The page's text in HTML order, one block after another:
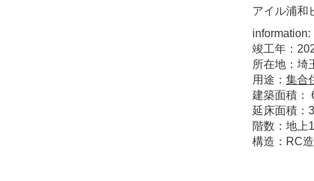
アイル浦和
information:
竣工年：
所在地：埼
用途： 集合
建築面積：
延床面積：
階数：地上
構造：RC造